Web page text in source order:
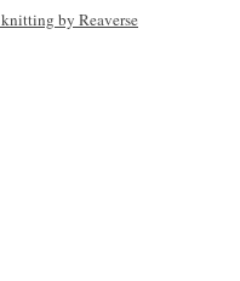
knitting by Reaverse